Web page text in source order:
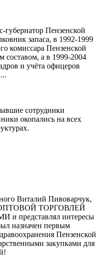
губернатор Пензенской
запаса, в 1992-1999
комиссара Пензенской
составом, а в 1999-2004
и учёта офицеров
сотрудники
окопались на всех
Виталий Пивоварчук,
ОПТОВОЙ ТОРГОВЛЕЙ
представлял интересы
назначен первым
Пензенской
закупками для